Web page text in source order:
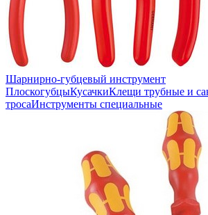
Шарнирно-губцевый инструмент
ПлоскогубцыКусачкиКлещи трубные и
тросаИнструменты специальные